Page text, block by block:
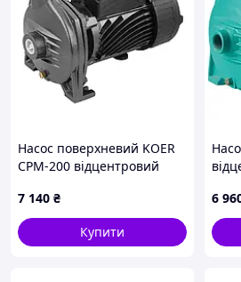
Насос поверхневий KOER
CPM-200 відцентровий
Вт, 1"x1" (KP3258)
7 140 ₴
Купити
6